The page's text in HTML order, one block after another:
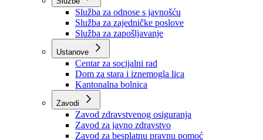
Organizacije
Službe
Služba za odnose s javnošću
Služba za zajedničke poslove
Služba za zapošljavanje
Ustanove
Centar za socijalni rad
Dom za stara i iznemogla lica
Kantonalna bolnica
Zavodi